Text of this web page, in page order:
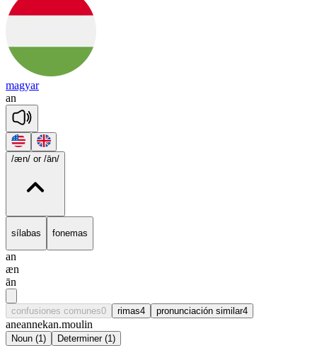
magyar
an
/æn/ or /ān/
sílabas fonemas
an
æn
ān
confusiones comunes0 rimas4 pronunciación similar4
aneannekan.moulin
Noun (1) Determiner(1)